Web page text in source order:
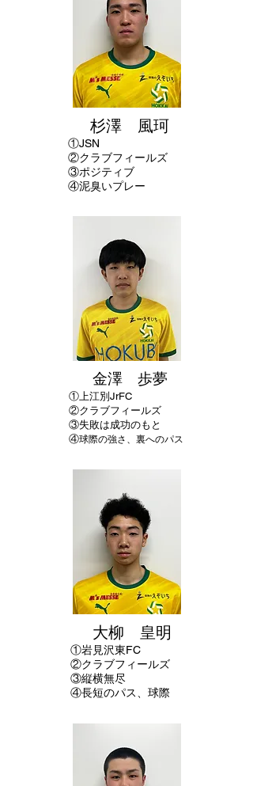
杉澤 風珂
①JSN
②クラブフィールズ
​③ポジティブ
④泥臭いプレー
金澤 歩夢
①上江別JrFC
②クラブフィールズ
​③失敗は成功のもと
④球際の強さ、裏へのパス
大柳 皇明
①岩見沢東FC
②クラブフィールズ
③縦横無尽
④長短のパス、球際